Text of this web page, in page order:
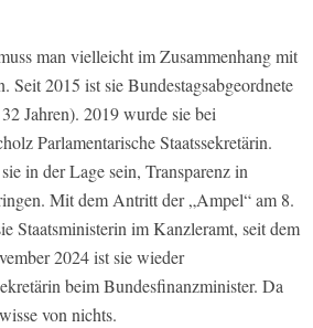
man vielleicht im Zusammenhang mit
Seit 2015 ist sie Bundestagsabgeordnete
Jahren). 2019 wurde sie bei
Parlamentarische Staatssekretärin.
in der Lage sein, Transparenz in
Mit dem Antritt der „Ampel“ am 8.
Staatsministerin im Kanzleramt, seit dem
2024 ist sie wieder
beim Bundesfinanzminister. Da
von nichts.